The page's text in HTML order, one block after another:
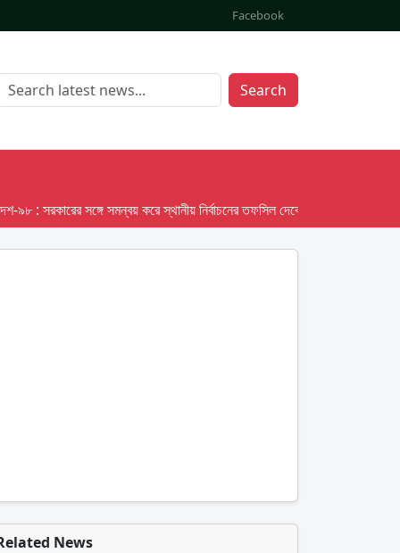
Facebook
Search
সরকারের সঙ্গে সমন্বয় করে স্থানীয় নির্বাচনের তফসিল দেবে ইসি; অক্টোবর লক্ষ্য ধরে
News